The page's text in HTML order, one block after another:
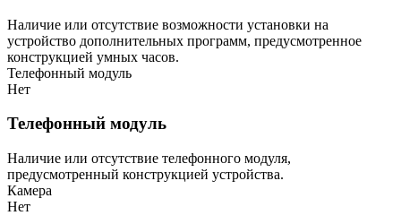
Наличие или отсутствие возможности установки на
устройство дополнительных программ, предусмотренное
конструкцией умных часов.
Телефонный модуль
Нет
Телефонный модуль
Наличие или отсутствие телефонного модуля,
предусмотренный конструкцией устройства.
Камера
Нет